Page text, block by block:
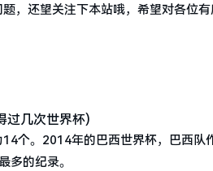
，还望关注下本站哦，希望对各位有
个。2014年的巴西世界杯，巴西队
多的纪录。